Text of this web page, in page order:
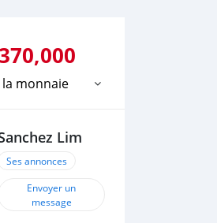
370,000
monnaie
Lim
Ses annonces
Envoyer un
message